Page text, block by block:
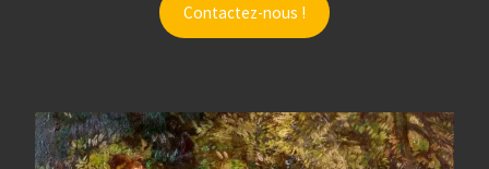
Contactez-nous !